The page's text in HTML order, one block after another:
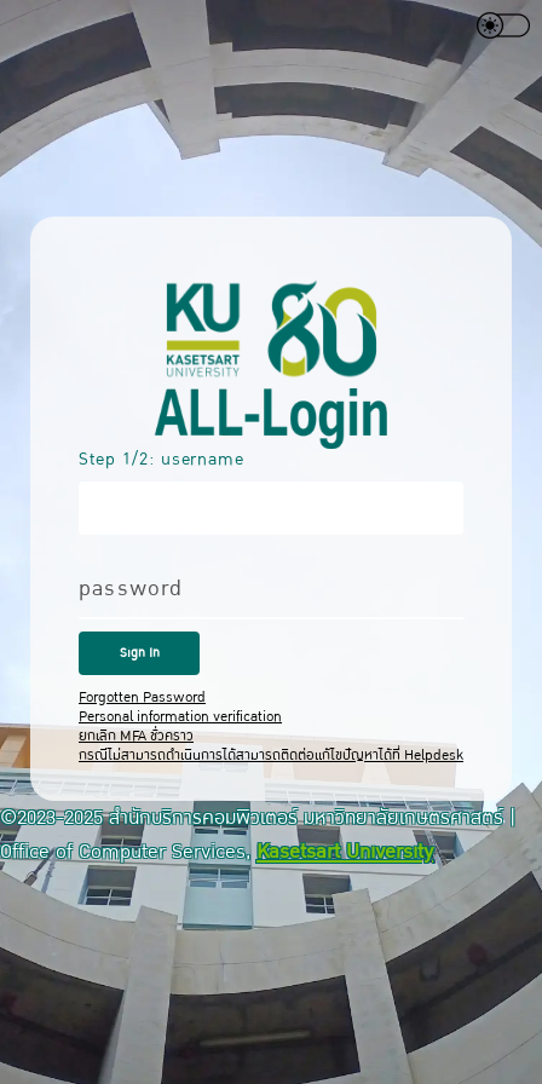
Step 1/2: username
password
Forgotten Password
Personal information verification
ยกเลิก MFA ชั่วคราว
กรณีไม่สามารถดำเนินการได้สามารถติดต่อแก้ไขปัญหาได้ที่ Helpdesk
©2023-2025 สำนักบริการคอมพิวเตอร์ มหาวิทยาลัยเกษตรศาสตร์ |
Office of Computer Services,Kasetsart University